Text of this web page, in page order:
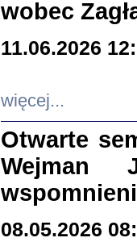
wobec
11.06.2026
więcej...
Otwarte
Wejman
08.05.2026